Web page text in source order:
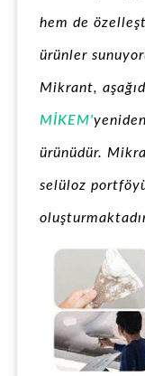
hem de
ürünler
Mikrant,
MİKEM'
ürünüdür.
selüloz